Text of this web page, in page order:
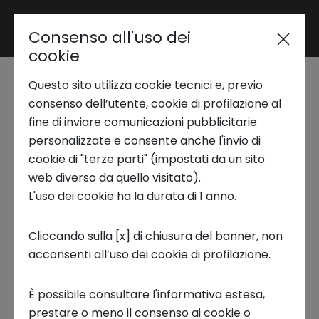
Area riservata
Trend Analysis
Applied Research
Startup Development
Business Transformation
Ecosystem enabling
Up2Stars: partita la
seconda call per il
programma di
Intesa Sanpaolo
21 APRILE 2022
Consenso all'uso dei
cookie
Questo sito utilizza cookie tecnici e, previo
consenso dell’utente, cookie di profilazione al
fine di inviare comunicazioni pubblicitarie
personalizzate e consente anche l'invio di
cookie di "terze parti" (impostati da un sito
web diverso da quello visitato).
L'uso dei cookie ha la durata di 1 anno.
Cliccando sulla [x] di chiusura del banner, non
acconsenti all’uso dei cookie di profilazione.
È possibile consultare l'informativa estesa,
prestare o meno il consenso ai cookie o